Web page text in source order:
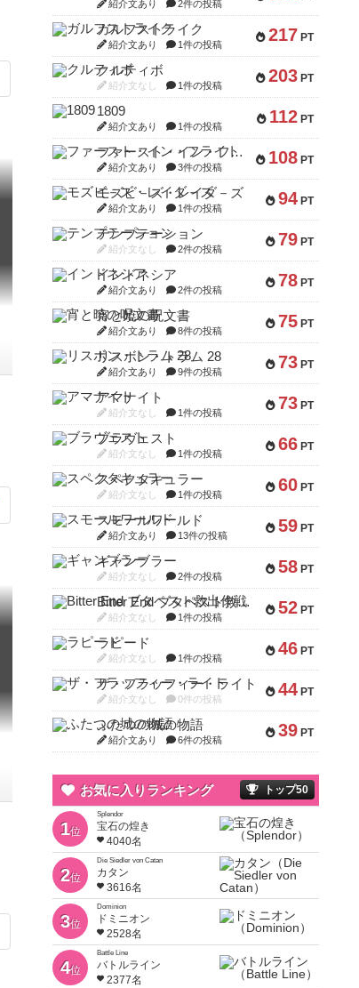
紹介文あり 2件の投稿
217 PT
ガルフストライク
紹介文あり 1件の投稿
203 PT
クルティボ
紹介文なし 1件の投稿
112 PT
1809
紹介文あり 1件の投稿
108 PT
ファースト・イン・フライト
紹介文あり 3件の投稿
94 PT
モズビ－ズ・レイダ－ズ
紹介文あり 1件の投稿
79 PT
テンプテーション
紹介文なし 2件の投稿
78 PT
インドネシア
紹介文あり 2件の投稿
75 PT
宵と暁の呪文書
紹介文あり 8件の投稿
73 PT
リスボン・トラム 28
紹介文あり 9件の投稿
73 PT
アマナイト
紹介文なし 1件の投稿
66 PT
ブラヴェスト
紹介文なし 1件の投稿
60 PT
スペクタキュラー
紹介文なし 1件の投稿
59 PT
スモールワールド
紹介文あり 13件の投稿
58 PT
ギャンブラー
紹介文なし 2件の投稿
52 PT
Bitter End ブタペスト救出作戦
紹介文なし 1件の投稿
46 PT
ラピード
紹介文なし 1件の投稿
44 PT
ザ・フラッフィー・ライト
紹介文なし 0件の投稿
39 PT
ふたつの城の物語
紹介文あり 6件の投稿
お気に入りランキング トップ50
1位
Splendor
宝石の煌き
4040名
2位
Die Siedler von Catan
カタン
3616名
3位
Dominion
ドミニオン
2528名
4位
Battle Line
バトルライン
2377名